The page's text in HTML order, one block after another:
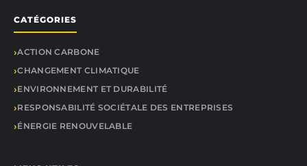
CATÉGORIES
ACTION CARBONE
CHANGEMENT CLIMATIQUE
ENVIRONNEMENT ET DURABILITÉ
RESPONSABILITÉ SOCIÉTALE DES ENTREPRISES
ÉNERGIE RENOUVELABLE